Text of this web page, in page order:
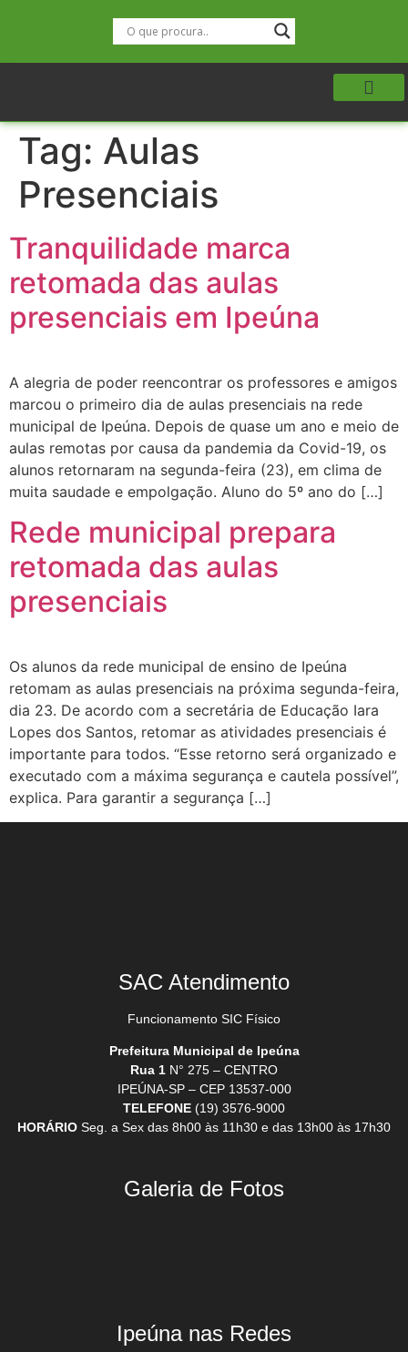
Tag: Aulas
Presenciais
Tranquilidade marca
retomada das aulas
presenciais em Ipeúna
A alegria de poder reencontrar os professores e amigos
marcou o primeiro dia de aulas presenciais na rede
municipal de Ipeúna. Depois de quase um ano e meio de
aulas remotas por causa da pandemia da Covid-19, os
alunos retornaram na segunda-feira (23), em clima de
muita saudade e empolgação. Aluno do 5º ano do […]
Rede municipal prepara
retomada das aulas
presenciais
Os alunos da rede municipal de ensino de Ipeúna
retomam as aulas presenciais na próxima segunda-feira,
dia 23. De acordo com a secretária de Educação Iara
Lopes dos Santos, retomar as atividades presenciais é
importante para todos. “Esse retorno será organizado e
executado com a máxima segurança e cautela possível”,
explica. Para garantir a segurança […]
SAC Atendimento
Funcionamento SIC Físico
Prefeitura Municipal de Ipeúna
Rua 1 N° 275 – CENTRO
IPEÚNA-SP – CEP 13537-000
TELEFONE (19) 3576-9000
HORÁRIO Seg. a Sex das 8h00 às 11h30 e das 13h00 às 17h30
Galeria de Fotos
Ipeúna nas Redes